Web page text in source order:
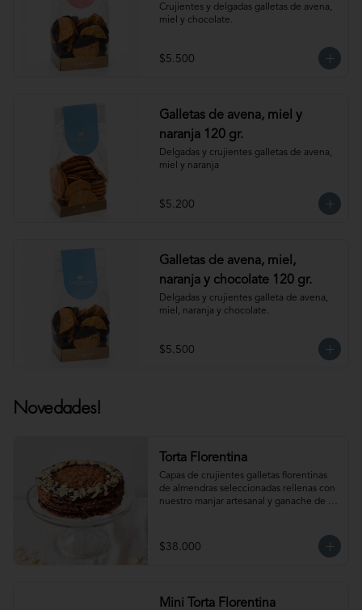
Crujientes y delgadas galletas de avena,
miel y chocolate.
$5.500
Galletas de avena, miel y
naranja 120 gr.
Delgadas y crujientes galletas de avena,
miel y naranja
$5.200
Galletas de avena, miel,
naranja y chocolate 120 gr.
Delgadas y crujientes galleta de avena,
miel, naranja y chocolate.
$5.500
Novedades!
Torta Florentina
Capas de crujientes galletas florentinas
de almendras seleccionadas rellenas con
nuestro manjar artesanal y ganache de
recomienda descongelar 1 hora
refrigerada antes de servir. Para
trazas.
$38.000
Mini Torta Florentina